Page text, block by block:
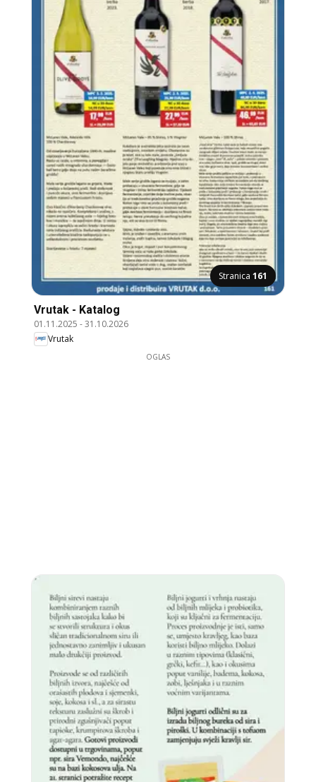
Stranica 161
Vrutak - Katalog
01.11.2025 -31.10.2026
Vrutak
OGLAS